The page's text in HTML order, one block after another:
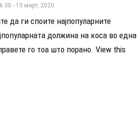
- 10 март, 2020
да ги споите најпопуларните
должина на коса во една
го тоа што порано. View this